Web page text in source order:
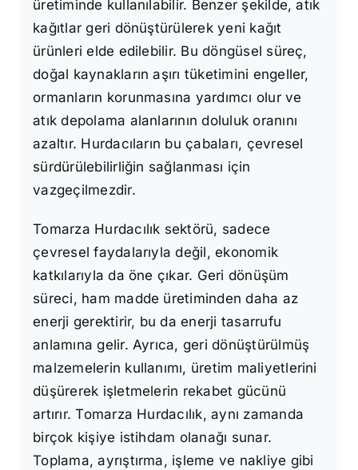
üretiminde kullanılabilir. Benzer şekilde, atık
kağıtlar geri dönüştürülerek yeni kağıt
ürünleri elde edilebilir. Bu döngüsel süreç,
doğal kaynakların aşırı tüketimini engeller,
ormanların korunmasına yardımcı olur ve
atık depolama alanlarının doluluk oranını
azaltır. Hurdacıların bu çabaları, çevresel
sürdürülebilirliğin sağlanması için
vazgeçilmezdir.
Tomarza Hurdacılık sektörü, sadece
çevresel faydalarıyla değil, ekonomik
katkılarıyla da öne çıkar. Geri dönüşüm
süreci, ham madde üretiminden daha az
enerji gerektirir, bu da enerji tasarrufu
anlamına gelir. Ayrıca, geri dönüştürülmüş
malzemelerin kullanımı, üretim maliyetlerini
düşürerek işletmelerin rekabet gücünü
artırır. Tomarza Hurdacılık, aynı zamanda
birçok kişiye istihdam olanağı sunar.
Toplama, ayrıştırma, işleme ve nakliye gibi